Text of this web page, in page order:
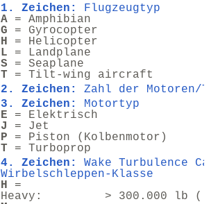
1. Zeichen:
Flugzeugtyp
A = Amphibian
G = Gyrocopter
H = Helicopter
L = Landplane
S = Seaplane
T = Tilt-wing aircraft
2. Zeichen:
Zahl der Motoren/
3. Zeichen:
Motortyp
E = Elektrisch
J
= Jet
P = Piston (Kolbenmotor)
T = Turboprop
4. Zeichen:
Wake Turbulence
Wirbelschleppen-Klasse
H =
Heavy: > 300.000 lb ( >